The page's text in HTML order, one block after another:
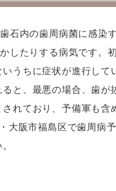
石内の歯周病菌に感染
したりする病気です。
うちに症状が進行して
と、最悪の場合、歯が
れており、予備軍も含
大阪市福島区で歯周病